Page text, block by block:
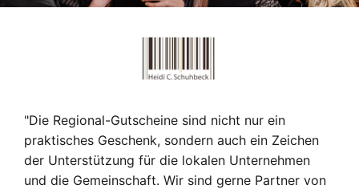
"Die Regional-Gutscheine sind nicht nur ein
praktisches Geschenk, sondern auch ein Zeichen
der Unterstützung für die lokalen Unternehmen
und die Gemeinschaft. Wir sind gerne Partner von